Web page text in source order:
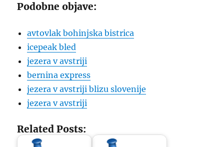
Podobne objave:
avtovlak bohinjska bistrica
icepeak bled
jezera v avstriji
bernina express
jezera v avstriji blizu slovenije
jezera v avstriji
Related Posts: